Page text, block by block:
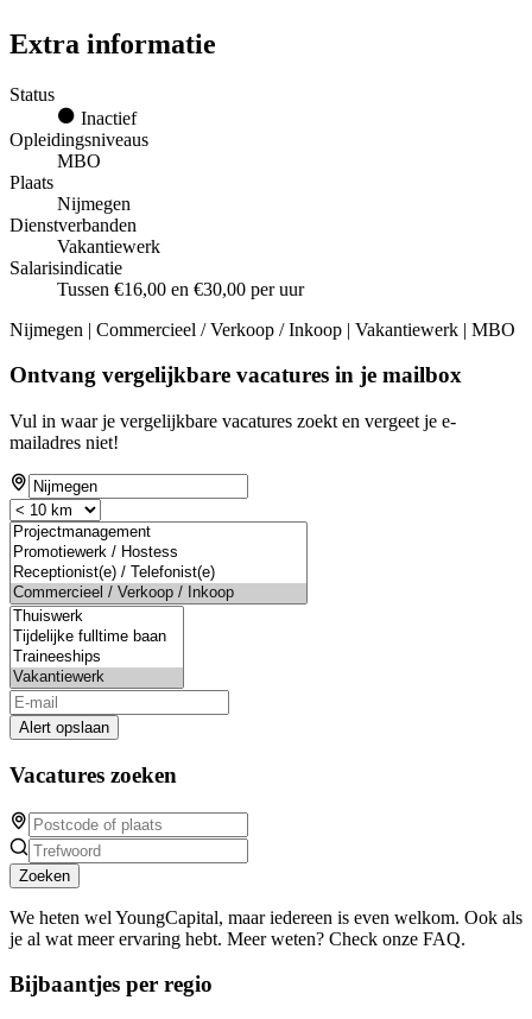
Extra informatie
Status
Inactief
Opleidingsniveaus
MBO
Plaats
Nijmegen
Dienstverbanden
Vakantiewerk
Salarisindicatie
Tussen €16,00 en €30,00 per uur
Nijmegen | Commercieel / Verkoop / Inkoop | Vakantiewerk | MBO
Ontvang vergelijkbare vacatures in je mailbox
Vul in waar je vergelijkbare vacatures zoekt en vergeet je e-
mailadres niet!
Alert opslaan
Vacatures zoeken
Zoeken
We heten wel YoungCapital, maar iedereen is even welkom. Ook als
je al wat meer ervaring hebt. Meer weten? Check onze FAQ.
Bijbaantjes per regio